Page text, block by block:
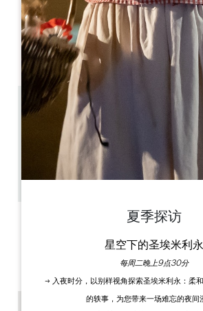
开幕日
隆
AM
星 星
AM
PM
星
AM
PM
AM
PM
星
PM
0.55 km
11h30 en Français 16h30 en
1 演出前一小时
复制 GPS 代码
标签
夏季探访
星空下的圣埃米利永
每周二晚上9点30分
→ 入夜时分，以别样视角探索圣埃米利永：柔
的轶事，为您带来一场难忘的夜间